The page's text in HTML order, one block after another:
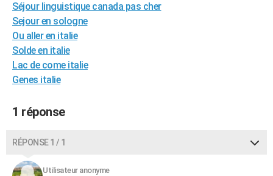
Alimentation
Guide de la santé
Maladies
Médicaments
Sommeil
VOYAGE
PHOTO
GUIDES D'ACHAT
CARTE DE VOEUX
Carte de Noël
Carte Bonne année
Carte Saint-Valentin
Carte Pâques
Carte d'anniversaire
DICTIONNAIRE
Dictionnaire
Biographies
Citations
Expressions
Proverbes
PROGRAMME TV
Séjour linguistique canada pas cher
Sejour en sologne
Ou aller en italie
Solde en italie
Lac de come italie
Genes italie
1 réponse
RÉPONSE 1 / 1
Utilisateur anonyme